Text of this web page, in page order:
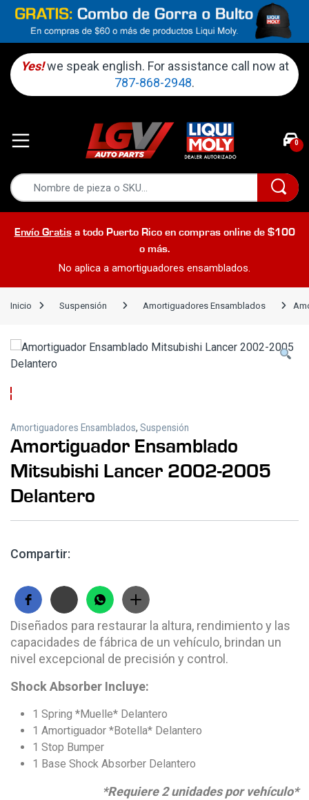
Yes! we speak english. For assistance call now at
787-868-2948.
0
Envío Gratisa todo Puerto Rico en compras online de $100
o más.
No aplica a amortiguadores ensamblados.
Inicio Suspensión Amortiguadores Ensamblados
Amortiguadores Ensamblados, Suspensión
Amortiguador Ensamblado
Mitsubishi Lancer 2002-2005
Delantero
Compartir:
Diseñados para restaurar la altura, rendimiento y las
capacidades de fábrica de un vehículo, brindan un
nivel excepcional de precisión y control.
Shock Absorber Incluye:
1 Spring *Muelle* Delantero
1 Amortiguador *Botella* Delantero
1 Stop Bumper
1 Base Shock Absorber Delantero
*Requiere 2 unidades por vehículo*